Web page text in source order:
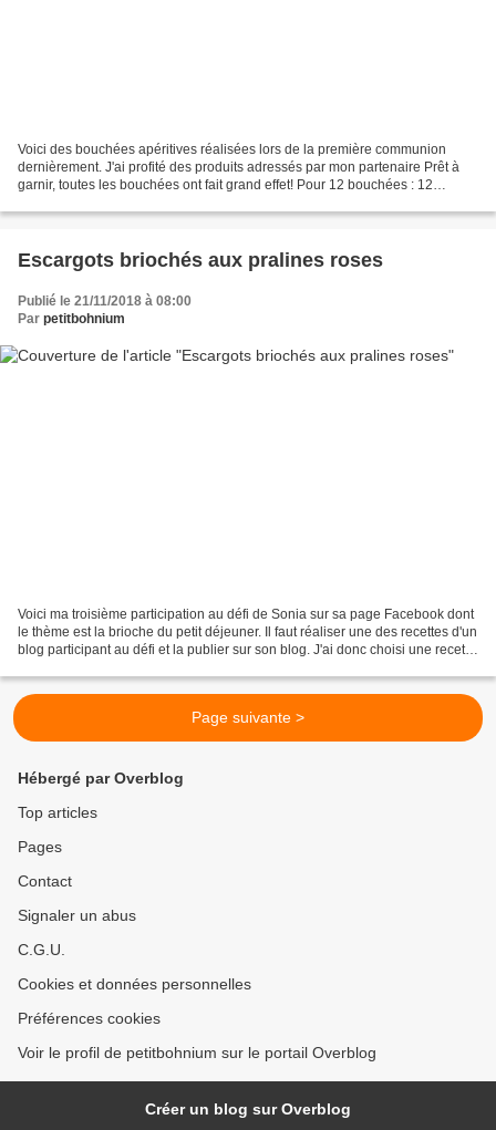
Voici des bouchées apéritives réalisées lors de la première communion
dernièrement. J'ai profité des produits adressés par mon partenaire Prêt à
garnir, toutes les bouchées ont fait grand effet! Pour 12 bouchées : 12
Escargots briochés aux pralines roses
Publié le 21/11/2018 à 08:00
Par petitbohnium
Voici ma troisième participation au défi de Sonia sur sa page Facebook dont
le thème est la brioche du petit déjeuner. Il faut réaliser une des recettes d'un
blog participant au défi et la publier sur son blog. J'ai donc choisi une recette
Page suivante >
Hébergé par Overblog
Top articles
Pages
Contact
Signaler un abus
C.G.U.
Cookies et données personnelles
Préférences cookies
Voir le profil de petitbohnium sur le portail Overblog
Créer un blog sur Overblog